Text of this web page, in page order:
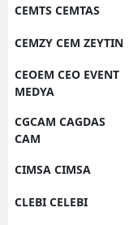
CEMTS CEMTAS
CEMZY CEM ZEYTIN
CEOEM CEO EVENT
MEDYA
CGCAM CAGDAS
CAM
CIMSA CIMSA
CLEBI CELEBI